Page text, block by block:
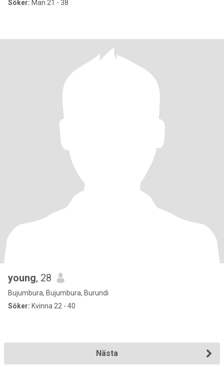
Söker: Man 21 - 38
young, 28
Bujumbura, Bujumbura, Burundi
Söker: Kvinna 22 - 40
Nästa